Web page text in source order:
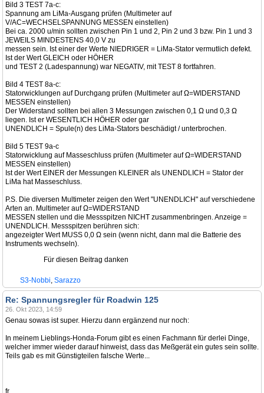
Bild 3 TEST 7a-c:
Spannung am LiMa-Ausgang prüfen (Multimeter auf
V/AC=WECHSELSPANNUNG MESSEN einstellen)
Bei ca. 2000 u/min sollten zwischen Pin 1 und 2, Pin 2 und 3 bzw. Pin 1 und 3
JEWEILS MINDESTENS 40,0 V zu
messen sein. Ist einer der Werte NIEDRIGER = LiMa-Stator vermutlich defekt.
Ist der Wert GLEICH oder HÖHER
und TEST 2 (Ladespannung) war NEGATIV, mit TEST 8 fortfahren.
Bild 4 TEST 8a-c:
Statorwicklungen auf Durchgang prüfen (Multimeter auf Ω=WIDERSTAND
MESSEN einstellen)
Der Widerstand sollten bei allen 3 Messungen zwischen 0,1 Ω und 0,3 Ω
liegen. Ist er WESENTLICH HÖHER oder gar
UNENDLICH = Spule(n) des LiMa-Stators beschädigt / unterbrochen.
Bild 5 TEST 9a-c
Statorwicklung auf Masseschluss prüfen (Multimeter auf Ω=WIDERSTAND
MESSEN einstellen)
Ist der Wert EINER der Messungen KLEINER als UNENDLICH = Stator der
LiMa hat Masseschluss.
P.S. Die diversen Multimeter zeigen den Wert "UNENDLICH" auf verschiedene
Arten an. Multimeter auf Ω=WIDERSTAND
MESSEN stellen und die Messspitzen NICHT zusammenbringen. Anzeige =
UNENDLICH. Messspitzen berühren sich:
angezeigter Wert MUSS 0,0 Ω sein (wenn nicht, dann mal die Batterie des
Instruments wechseln).
Für diesen Beitrag danken
S3-Nobbi, Sarazzo
Re: Spannungsregler für Roadwin 125
26. Okt 2023, 14:59
Genau sowas ist super. Hierzu dann ergänzend nur noch:
In meinem Lieblings-Honda-Forum gibt es einen Fachmann für derlei Dinge,
welcher immer wieder darauf hinweist, dass das Meßgerät ein gutes sein sollte.
Teils gab es mit Günstigteilen falsche Werte...
fr